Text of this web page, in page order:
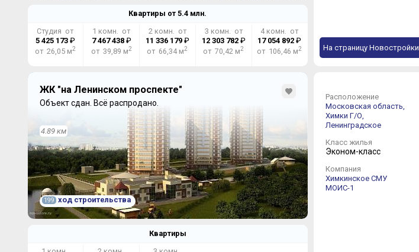
Квартиры от 5.4 млн.
Студия от
5 425 173₽
от 26,05 м2
1 комн. от
7 467 438₽
от 39,89 м2
2 комн. от
11 336 179₽
от 66,34 м2
3 комн. от
12 303 782₽
от 70,42 м2
4 комн. от
17 054 892 ₽
от 106,46 м2 На страницу Новостройки
ЖК "на Ленинском проспекте"
Объект сдан. Всё распродано.
4.89 км
199 ход строительства
Квартиры
Расположение
Московская область,
Химки Г/О,
Ленинградское
Класс жилья
Эконом-класс
Компания
Химкинское СМУ
МОИС-1